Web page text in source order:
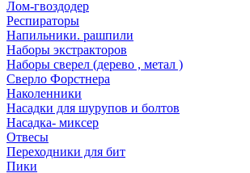
Лом-гвоздодер
Респираторы
Напильники. рашпили
Наборы экстракторов
Наборы сверел (дерево , метал )
Сверло Форстнера
Наколенники
Насадки для шурупов и болтов
Насадка- миксер
Отвесы
Переходники для бит
Пики